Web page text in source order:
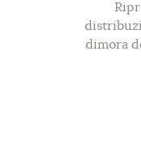
dimora